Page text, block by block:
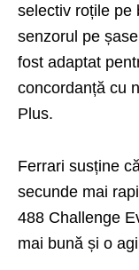
selectiv roțile pe
senzorul pe
fost adaptat
concordanță cu
Plus.
Ferrari susține
secunde mai
488 Challenge
mai bună și o